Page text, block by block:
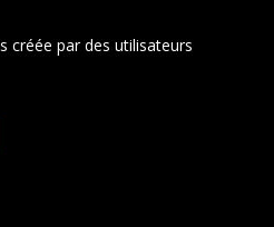
créée par des utilisateurs